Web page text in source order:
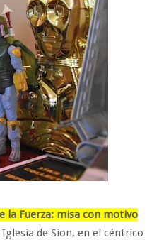
la Fuerza: misa con motivo
de Sion, en el céntrico